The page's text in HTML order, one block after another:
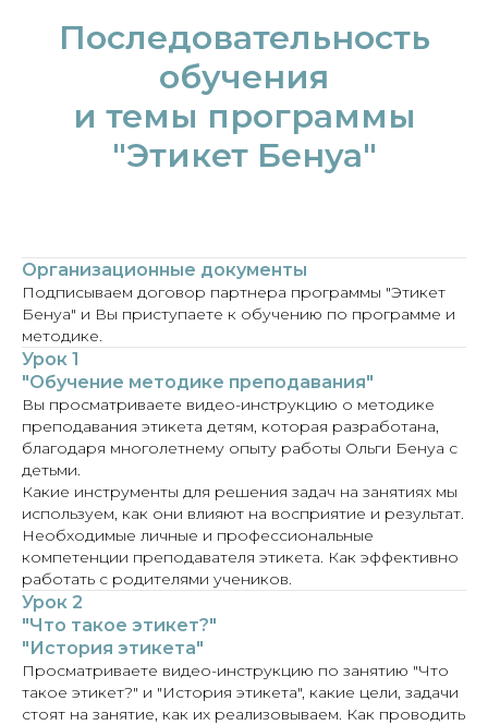
Последовательность
обучения
и темы программы
"Этикет Бенуа"
Организационные документы
Подписываем договор партнера программы "Этикет
Бенуа" и Вы приступаете к обучению по программе и
методике.
Урок 1
"Обучение методике преподавания"
Вы просматриваете видео-инструкцию о методике
преподавания этикета детям, которая разработана,
благодаря многолетнему опыту работы Ольги Бенуа с
детьми.
Какие инструменты для решения задач на занятиях мы
используем, как они влияют на восприятие и результат.
Необходимые личные и профессиональные
компетенции преподавателя этикета. Как эффективно
работать с родителями учеников.
Урок 2
"Что такое этикет?"
"История этикета"
Просматриваете видео-инструкцию по занятию "Что
такое этикет?" и "История этикета", какие цели, задачи
стоят на занятие, как их реализовываем. Как проводить